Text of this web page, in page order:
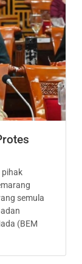
pihak
semula
(BEM